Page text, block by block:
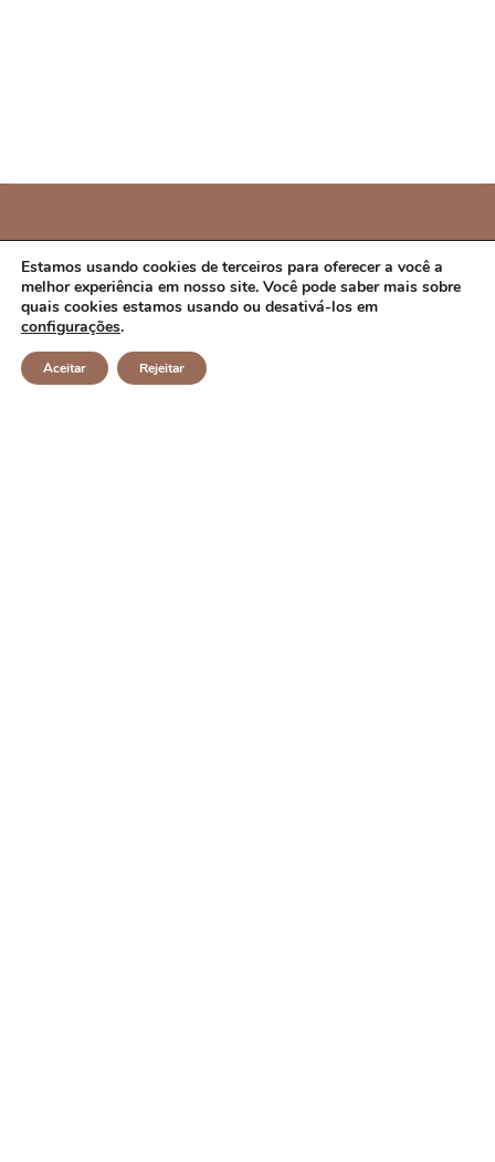
PREFEITURA MUNICIPAL DE CAMPO ALEGRE
DE LOURDES/BA
CNPJ: 14.117.329/0001-41 Endereço: Rua Abílio Dias S/N,
Centro, Campo Alegre de Lourdes/BA Horário de
Estamos usando cookies de terceiros para oferecer a você a
melhor experiência em nosso site. Você pode saber mais sobre
quais cookies estamos usando ou desativá-los em
configurações.
Aceitar Rejeitar